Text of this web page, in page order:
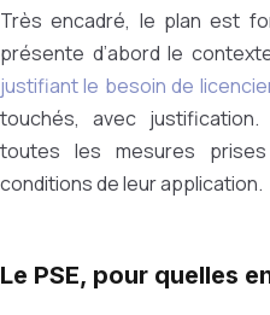
Très encadré, le plan est
présente d’abord le
justifiant le besoin de
touchés, avec
toutes les mesures
conditions de leur application.
Le PSE, pour quelles